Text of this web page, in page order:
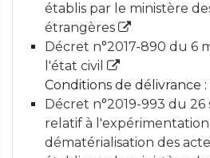
établis par le ministère
étrangères
Décret n°2017-890 du 6
l'état civil
Conditions de délivrance :
Décret n°2019-993 du
relatif à
dématérialisation des